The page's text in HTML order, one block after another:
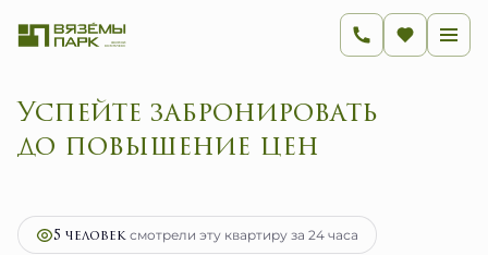
Успейте забронировать
до повышение цен
2-комнатная46.1 м2
5 человексмотрели эту квартиру за 24 часа